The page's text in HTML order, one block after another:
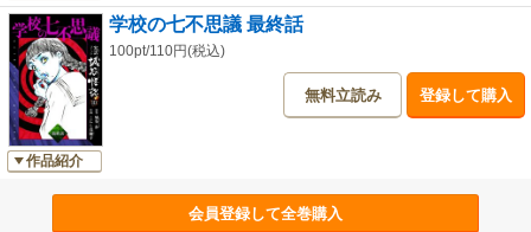
作品紹介
学校の七不思議 最終話
100pt/110円(税込)
無料立読み 登録して購入
会員登録して全巻購入